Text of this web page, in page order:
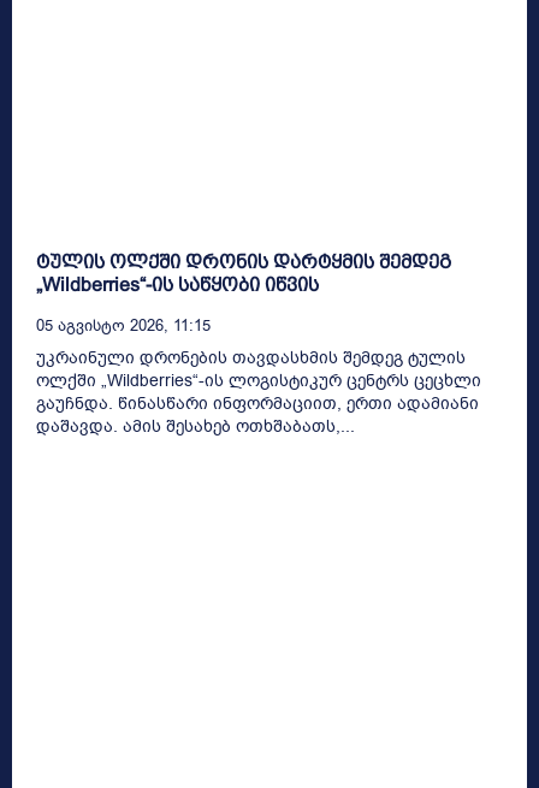
ტულის ოლქში დრონის დარტყმის შემდეგ
„Wildberries“-ის საწყობი იწვის
05 Აგვისტო 2026, 11:15
უკრაინული დრონების თავდასხმის შემდეგ ტულის
ოლქში „Wildberries“-ის ლოგისტიკურ ცენტრს ცეცხლი
გაუჩნდა. წინასწარი ინფორმაციით, ერთი ადამიანი
დაშავდა. ამის შესახებ ოთხშაბათს,...